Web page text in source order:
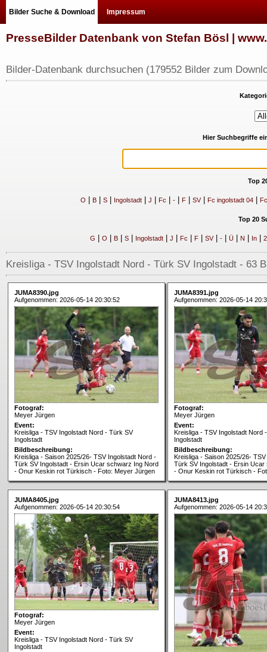
Bilder Suche & Download Impressum
PresseBilder Datenbank von Stefan Bösl |
Bilder-Datenbank durchsuchen (179552 Bilder zum
Hier Suchbegriffe
Top
O B| S| Ingolstadt| J Fc -| F| SV| Fc ingolstadt 04|
Top 20
G O B| S| Ingolstadt| J Fc F| SV| -| Ü| N In| 2
Kreisliga - TSV Ingolstadt Nord - Türk SV Ingolstadt - 63
JUMA8390.jpg
Aufgenommen: 2026-05-14 20:30:52
Fotograf:
Meyer Jürgen
Event:
Kreisliga - TSV Ingolstadt Nord - Türk SV
Ingolstadt
Bildbeschreibung:
Kreisliga - Saison 2025/26- TSV Ingolstadt Nord -
Türk SV Ingolstadt - Ersin Ucar schwarz Ing Nord
- Onur Keskin rot Türkisch - Foto: Meyer Jürgen
JUMA8391.jpg
Aufgenommen: 2026-05-14
Fotograf:
Meyer Jürgen
Event:
Kreisliga - TSV Ingolstadt Nord
Ingolstadt
Bildbeschreibung:
Kreisliga - Saison 2025/26-
Türk SV Ingolstadt - Ersin
- Onur Keskin rot Türkisch -
JUMA8405.jpg
Aufgenommen: 2026-05-14 20:30:54
Fotograf:
Meyer Jürgen
Event:
Kreisliga - TSV Ingolstadt Nord - Türk SV
Ingolstadt
JUMA8413.jpg
Aufgenommen: 2026-05-14